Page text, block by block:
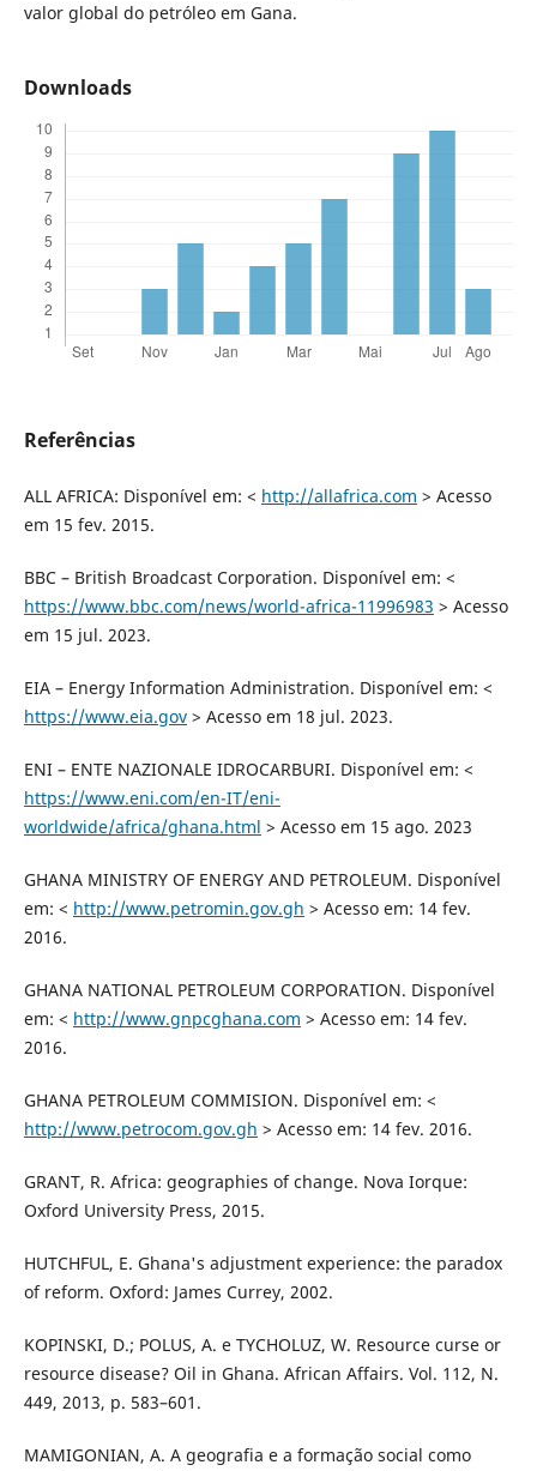
valor global do petróleo em Gana.
Downloads
Referências
ALL AFRICA: Disponível em: < http://allafrica.com > Acesso
em 15 fev. 2015.
BBC – British Broadcast Corporation. Disponível em: <
https://www.bbc.com/news/world-africa-11996983 > Acesso
em 15 jul. 2023.
EIA – Energy Information Administration. Disponível em: <
https://www.eia.gov> Acesso em 18 jul. 2023.
ENI – ENTE NAZIONALE IDROCARBURI. Disponível em: <
https://www.eni.com/en-IT/eni-
worldwide/africa/ghana.html > Acesso em 15 ago. 2023
GHANA MINISTRY OF ENERGY AND PETROLEUM. Disponível
em: < http://www.petromin.gov.gh > Acesso em: 14 fev.
2016.
GHANA NATIONAL PETROLEUM CORPORATION. Disponível
em: < http://www.gnpcghana.com > Acesso em: 14 fev.
2016.
GHANA PETROLEUM COMMISION. Disponível em: <
http://www.petrocom.gov.gh > Acesso em: 14 fev. 2016.
GRANT, R. Africa: geographies of change. Nova Iorque:
Oxford University Press, 2015.
HUTCHFUL, E. Ghana's adjustment experience: the paradox
of reform. Oxford: James Currey, 2002.
KOPINSKI, D.; POLUS, A. e TYCHOLUZ, W. Resource curse or
resource disease? Oil in Ghana. African Affairs. Vol. 112, N.
449, 2013, p. 583–601.
MAMIGONIAN, A. A geografia e a formação social como